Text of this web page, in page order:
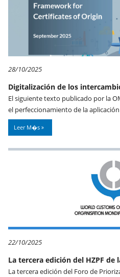
28/10/2025
Digitalización de los
El siguiente texto publicado por la
el perfeccionamiento de la
Leer M�s
22/10/2025
La tercera edición del HZPF de
La tercera edición del Foro de